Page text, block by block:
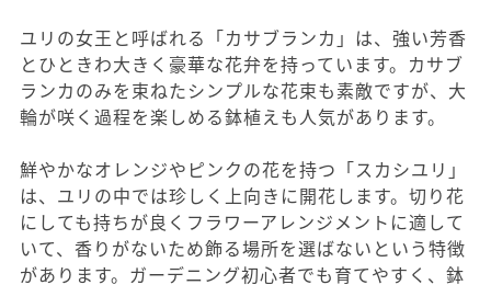
ユリの女王と呼ばれる「カサブランカ」は、強い芳香
とひときわ大きく豪華な花弁を持っています。カサブ
ランカのみを束ねたシンプルな花束も素敵ですが、大
輪が咲く過程を楽しめる鉢植えも人気があります。
鮮やかなオレンジやピンクの花を持つ「スカシユリ」
は、ユリの中では珍しく上向きに開花します。切り花
にしても持ちが良くフラワーアレンジメントに適して
いて、香りがないため飾る場所を選ばないという特徴
があります。ガーデニング初心者でも育てやすく、鉢